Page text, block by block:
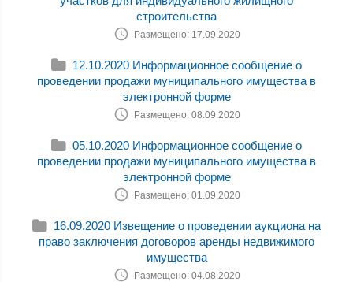
строительства
Размещено: 17.09.2020
12.10.2020 Информационное сообщение о
проведении продажи муниципального имущества в
электронной форме
Размещено: 08.09.2020
05.10.2020 Информационное сообщение о
проведении продажи муниципального имущества в
электронной форме
Размещено: 01.09.2020
16.09.2020 Извещение о проведении аукциона на
право заключения договоров аренды недвижимого
имущества
Размещено: 04.08.2020